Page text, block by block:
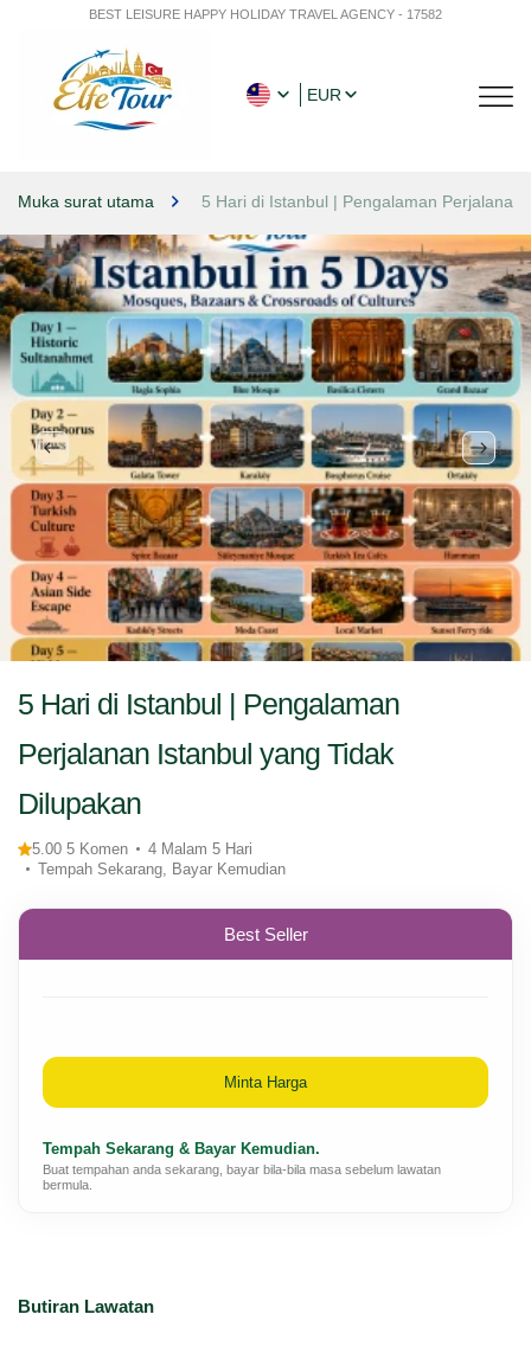
BEST LEISURE HAPPY HOLIDAY TRAVEL AGENCY - 17582
EUR
Muka surat utama 5 Hari di Istanbul | Pengalaman Perjalanan
Butiran Lawatan
5 Hari di Istanbul | Pengalaman
Perjalanan Istanbul yang Tidak
Dilupakan
5.00 5 Komen
4 Malam 5 Hari
Tempah Sekarang, Bayar Kemudian
Best Seller
Minta Harga
Tempah Sekarang & Bayar Kemudian.
Buat tempahan anda sekarang, bayar bila-bila masa sebelum lawatan
bermula.